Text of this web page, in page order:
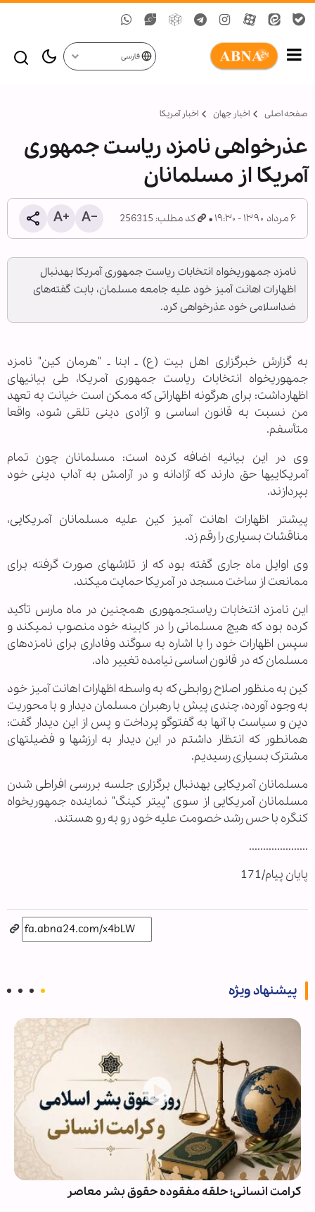
فارسی
صفحه اصلی اخبار جهان اخبار آمریکا
عذرخواهی نامزد ریاست جمهوری
آمریکا از مسلمانان
۶ مرداد ۱۳۹۰ - ۱۹:۳۰ کد مطلب: 256315
نامزد جمهوری‎خواه انتخابات ریاست جمهوری آمریکا به‎دنبال
اظهارات اهانت آمیز خود علیه جامعه مسلمان، بابت گفته‌های
ضداسلامی خود عذرخواهی کرد.
به گزارش خبرگزاری اهل بیت (ع) ـ ابنا ـ "هرمان کین" نامزد
جمهوری‎خواه انتخابات ریاست جمهوری آمریکا، طی بیانیه‎ای
اظهارداشت: برای هرگونه اظهاراتی که ممکن است خیانت به تعهد
من نسبت به قانون اساسی و آزادی دینی تلقی شود، واقعا
متأسفم.
وی در این بیانیه اضافه کرده است: مسلمانان چون تمام
آمریکایی‎ها حق دارند که آزادانه و در آرامش به آداب دینی خود
بپردازند.
پیش‎تر اظهارات اهانت آمیز کین علیه مسلمانان آمریکایی،
مناقشات بسیاری را رقم زد.
وی اوایل ماه جاری گفته بود که از تلاش‎های صورت گرفته برای
ممانعت از ساخت مسجد در آمریکا حمایت می‎کند.
این نامزد انتخابات ریاست‎جمهوری هم‎چنین در ماه مارس تأکید
کرده بود که هیچ مسلمانی را در کابینه خود منصوب نمی‎کند و
سپس اظهارات خود را با اشاره به سوگند وفاداری برای نامزدهای
مسلمان که در قانون اساسی نیامده تغییر داد.
کین به منظور اصلاح روابطی که به واسطه اظهارات اهانت آمیز خود
به وجود آورده، چندی پیش با رهبران مسلمان دیدار و با محوریت
دین و سیاست با آن‎ها به گفت‎وگو پرداخت و پس از این دیدار گفت:
همان‎طور که انتظار داشتم در این دیدار به ارزش‎ها و فضیلت‎های
مشترک بسیاری رسیدیم.
مسلمانان آمریکایی به‎دنبال برگزاری جلسه بررسی افراطی شدن
مسلمانان آمریکایی از سوی "پیتر کینگ" نماینده جمهوری‎خواه
کنگره با حس رشد خصومت علیه خود رو به رو هستند.
.....................
پایان پیام/171
پیشنهاد ویژه
کرامت انسانی؛ حلقه مفقوده حقوق بشر معاصر